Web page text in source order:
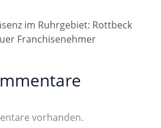
im Ruhrgebiet: Rottbeck
Franchisenehmer
vorhanden.